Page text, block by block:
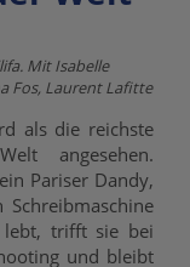
Mit Isabelle
Fos, Laurent Lafitte
als die reichste
angesehen.
Pariser Dandy,
Schreibmaschine
lebt, trifft sie bei
und bleibt